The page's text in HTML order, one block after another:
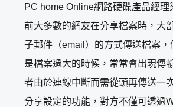
PC home Online網路硬碟產品經理
前大多數的網友在分享檔案時，大
子郵件（email）的方式傳送檔案
是檔案過大的時候，常常會出現傳
者由於連線中斷而需從頭再傳送一
分享設定的功能，對方不僅可透過